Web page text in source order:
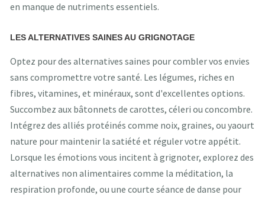
en manque de nutriments essentiels.
LES ALTERNATIVES SAINES AU GRIGNOTAGE
Optez pour des alternatives saines pour combler vos envies
sans compromettre votre santé. Les légumes, riches en
fibres, vitamines, et minéraux, sont d'excellentes options.
Succombez aux bâtonnets de carottes, céleri ou concombre.
Intégrez des alliés protéinés comme noix, graines, ou yaourt
nature pour maintenir la satiété et réguler votre appétit.
Lorsque les émotions vous incitent à grignoter, explorez des
alternatives non alimentaires comme la méditation, la
respiration profonde, ou une courte séance de danse pour